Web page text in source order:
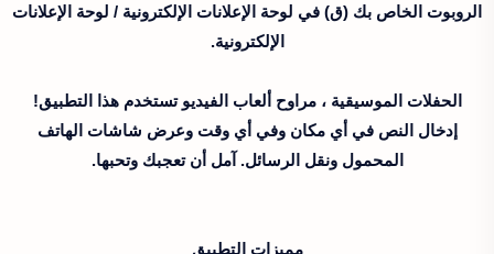
الروبوت الخاص بك (ق) في لوحة الإعلانات الإلكترونية / لوحة الإعلانات
الإلكترونية.
الحفلات الموسيقية ، مراوح ألعاب الفيديو تستخدم هذا التطبيق!
إدخال النص في أي مكان وفي أي وقت وعرض شاشات الهاتف
المحمول ونقل الرسائل. آمل أن تعجبك وتحبها.
مميزات التطبيق